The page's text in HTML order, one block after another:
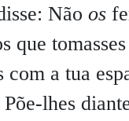
Não os
que tomasses
com a tua
lhes